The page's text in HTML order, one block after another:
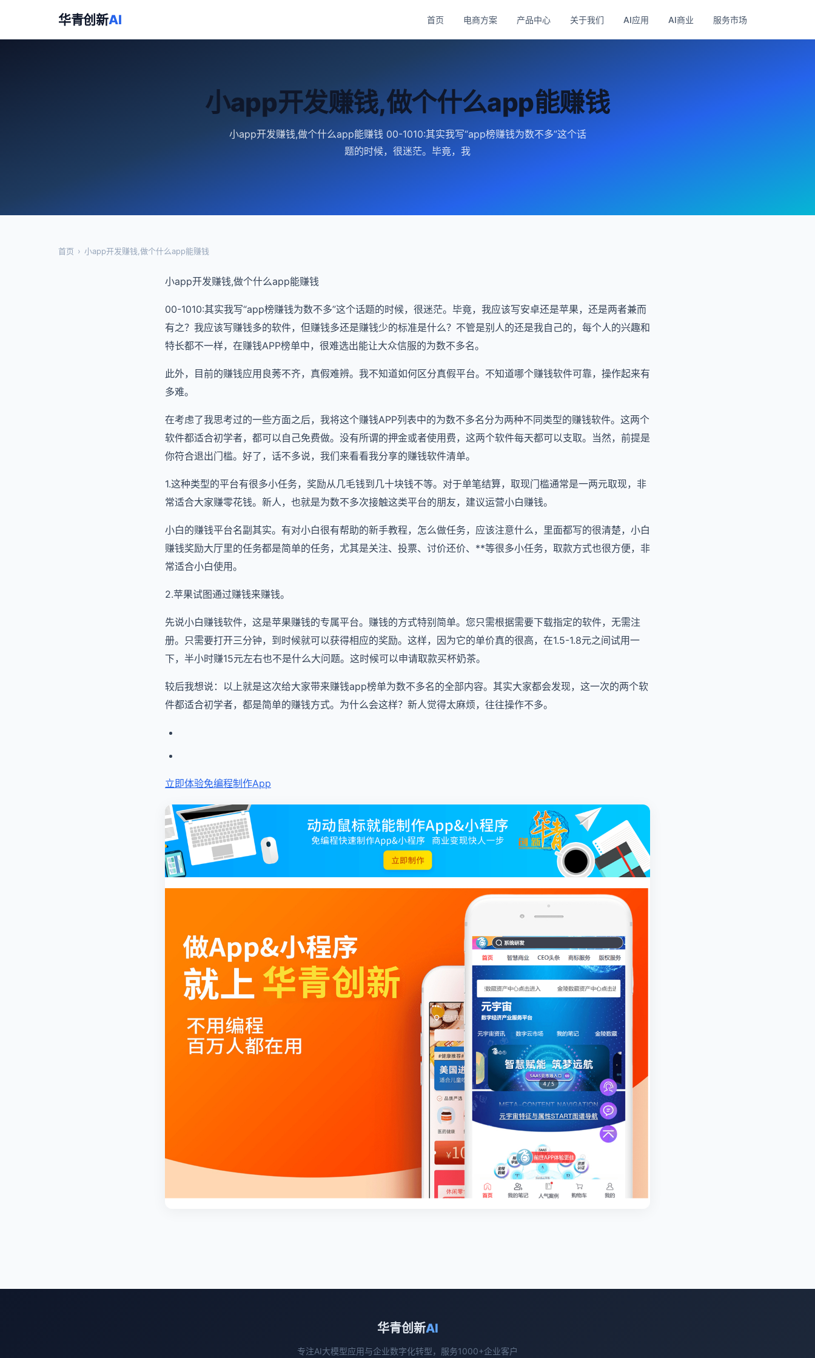
华青创新AI 首页 电商方案 产品中心 关于我们 AI应用 AI商业 服务市场
小app开发赚钱,做个什么app能赚钱
小app开发赚钱,做个什么app能赚钱 00-1010:其实我写“app榜赚钱为数不多”这个话
题的时候，很迷茫。毕竟，我
首页 › 小app开发赚钱,做个什么app能赚钱
小app开发赚钱,做个什么app能赚钱
00-1010:其实我写“app榜赚钱为数不多”这个话题的时候，很迷茫。毕竟，我应该写安卓还是苹果，还是两者兼而
有之？我应该写赚钱多的软件，但赚钱多还是赚钱少的标准是什么？不管是别人的还是我自己的，每个人的兴趣和
特长都不一样，在赚钱APP榜单中，很难选出能让大众信服的为数不多名。
此外，目前的赚钱应用良莠不齐，真假难辨。我不知道如何区分真假平台。不知道哪个赚钱软件可靠，操作起来有
多难。
在考虑了我思考过的一些方面之后，我将这个赚钱APP列表中的为数不多名分为两种不同类型的赚钱软件。这两个
软件都适合初学者，都可以自己免费做。没有所谓的押金或者使用费，这两个软件每天都可以支取。当然，前提是
你符合退出门槛。好了，话不多说，我们来看看我分享的赚钱软件清单。
1.这种类型的平台有很多小任务，奖励从几毛钱到几十块钱不等。对于单笔结算，取现门槛通常是一两元取现，非
常适合大家赚零花钱。新人，也就是为数不多次接触这类平台的朋友，建议运营小白赚钱。
小白的赚钱平台名副其实。有对小白很有帮助的新手教程，怎么做任务，应该注意什么，里面都写的很清楚，小白
赚钱奖励大厅里的任务都是简单的任务，尤其是关注、投票、讨价还价、**等很多小任务，取款方式也很方便，非
常适合小白使用。
2.苹果试图通过赚钱来赚钱。
先说小白赚钱软件，这是苹果赚钱的专属平台。赚钱的方式特别简单。您只需根据需要下载指定的软件，无需注
册。只需要打开三分钟，到时候就可以获得相应的奖励。这样，因为它的单价真的很高，在1.5-1.8元之间试用一
下，半小时赚15元左右也不是什么大问题。这时候可以申请取款买杯奶茶。
较后我想说：以上就是这次给大家带来赚钱app榜单为数不多名的全部内容。其实大家都会发现，这一次的两个软
件都适合初学者，都是简单的赚钱方式。为什么会这样？新人觉得太麻烦，往往操作不多。
立即体验免编程制作App
华青创新AI
专注AI大模型应用与企业数字化转型，服务1000+企业客户